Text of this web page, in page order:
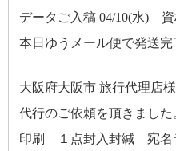
データご入稿 04/10(水) 資
本日ゆうメール便で発送完
大阪府大阪市 旅行代理店
代行のご依頼を頂きました
印刷 １点封入封緘 宛名